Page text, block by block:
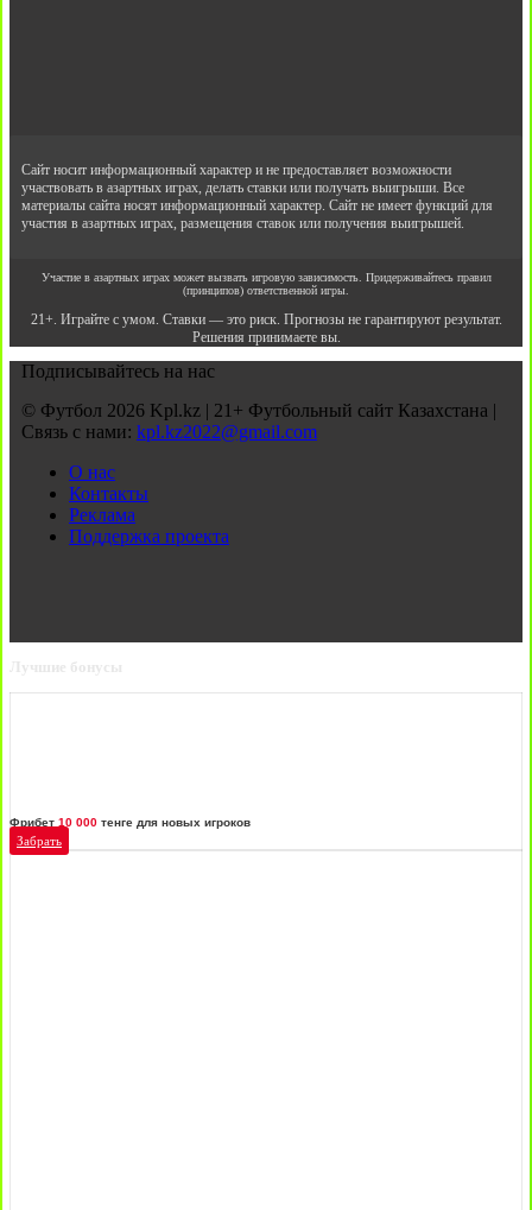
Сайт носит информационный характер и не предоставляет возможности
участвовать в азартных играх, делать ставки или получать выигрыши. Все
материалы сайта носят информационный характер. Сайт не имеет функций для
участия в азартных играх, размещения ставок или получения выигрышей.
Участие в азартных играх может вызвать игровую зависимость. Придерживайтесь правил
(принципов) ответственной игры.
21+. Играйте с умом. Ставки — это риск. Прогнозы не гарантируют результат.
Решения принимаете вы.
Подписывайтесь на нас
© Футбол 2026 Kpl.kz | 21+ Футбольный сайт Казахстана |
Связь с нами: kpl.kz2022@gmail.com
О нас
Контакты
Реклама
Поддержка проекта
Лучшие бонусы
Фрибет 10 000 тенге для новых игроков
Забрать